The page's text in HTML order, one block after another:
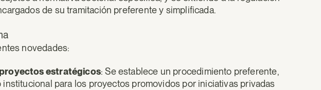
de su tramitación preferente y simplificada.
novedades:
estratégicos: Se establece un procedimiento preferente,
para los proyectos promovidos por iniciativas privadas